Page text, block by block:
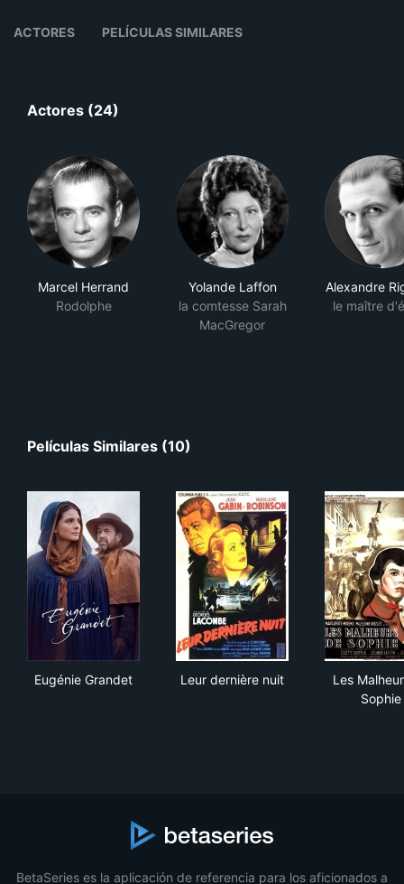
ACTORES PELÍCULAS SIMILARES
Actores (24)
Marcel Herrand
Rodolphe
Yolande Laffon
la comtesse Sarah
MacGregor
Alexandre
le maître
Películas Similares (10)
Eugénie Grandet Leur dernière nuit
Les
Sophie
BetaSeries es la aplicación de referencia para los aficionados a